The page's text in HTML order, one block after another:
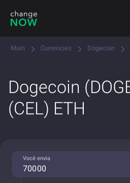
Main Currencies Dogecoin
Dogecoin
(CEL) ETH
Você envia